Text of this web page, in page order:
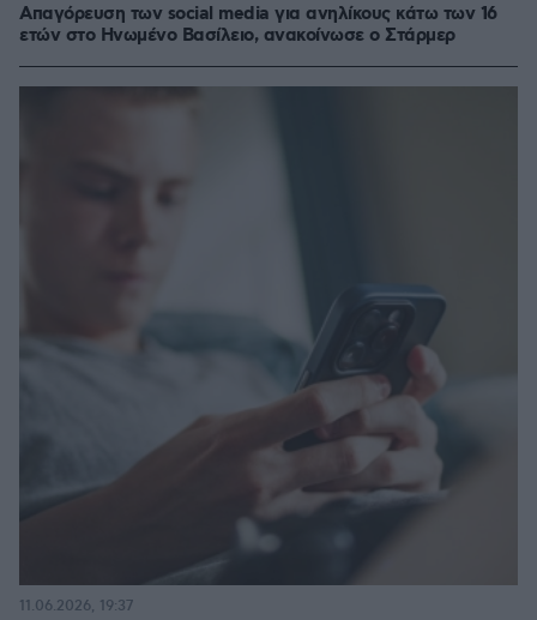
Απαγόρευση των social media για ανηλίκους κάτω των 16
ετών στο Ηνωμένο Βασίλειο, ανακοίνωσε ο Στάρμερ
11.06.2026, 19:37